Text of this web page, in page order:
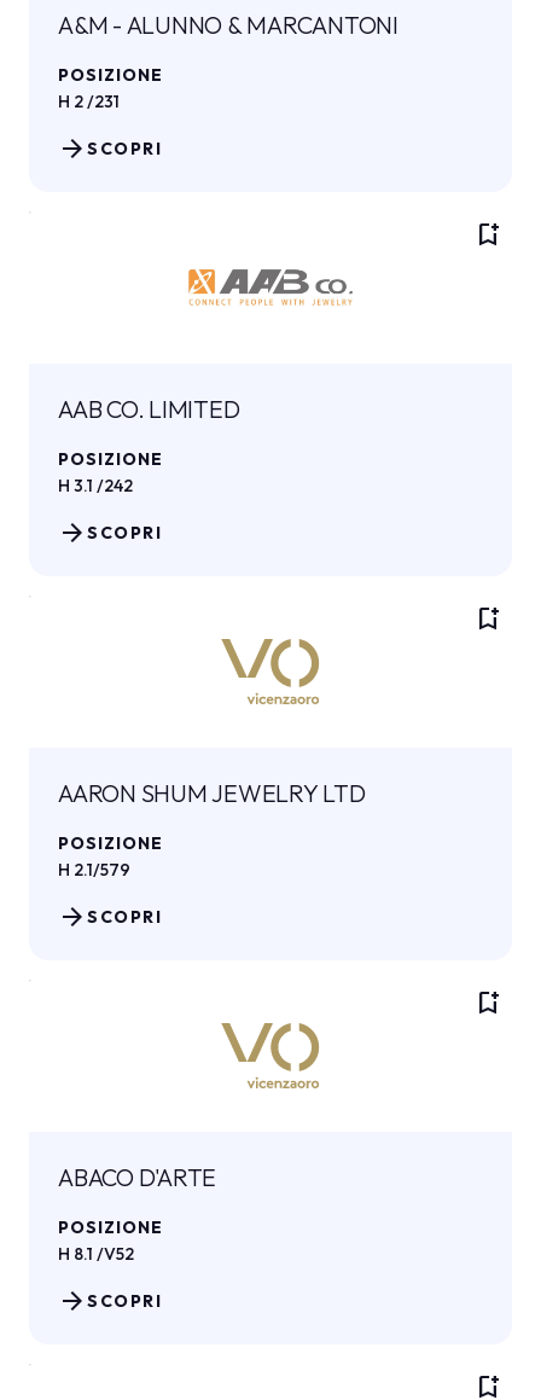
A&M - ALUNNO & MARCANTONI
POSIZIONE
H 2 /231
SCOPRI
arrow_forward
bookmark_add
AAB CO. LIMITED
POSIZIONE
H 3.1 /242
SCOPRI
arrow_forward
bookmark_add
AARON SHUM JEWELRY LTD
POSIZIONE
H 2.1/579
SCOPRI
arrow_forward
bookmark_add
ABACO D'ARTE
POSIZIONE
H 8.1 /V52
SCOPRI
arrow_forward
bookmark_add